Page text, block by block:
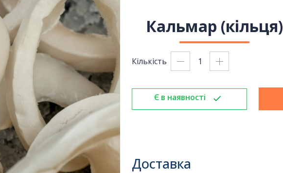
Кальмар (кільця)
Кількість
Є в наявності
Доставка